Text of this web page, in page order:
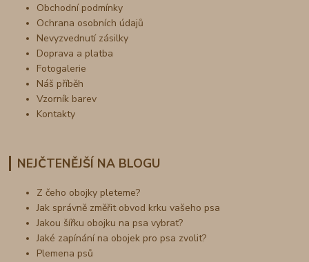
Obchodní podmínky
Ochrana osobních údajů
Nevyzvednutí zásilky
Doprava a platba
Fotogalerie
Náš příběh
Vzorník barev
Kontakty
NEJČTENĚJŠÍ NA BLOGU
Z čeho obojky pleteme?
Jak správně změřit obvod krku vašeho psa
Jakou šířku obojku na psa vybrat?
Jaké zapínání na obojek pro psa zvolit?
Plemena psů